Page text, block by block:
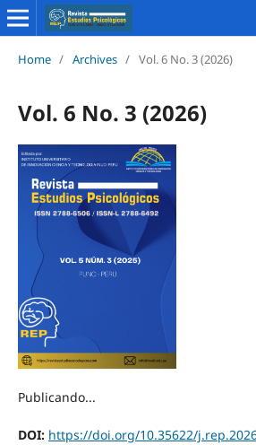
Home / Archives / Vol. 6 No. 3 (2026)
Vol. 6 No. 3 (2026)
Publicando...
DOI: https://doi.org/10.35622/